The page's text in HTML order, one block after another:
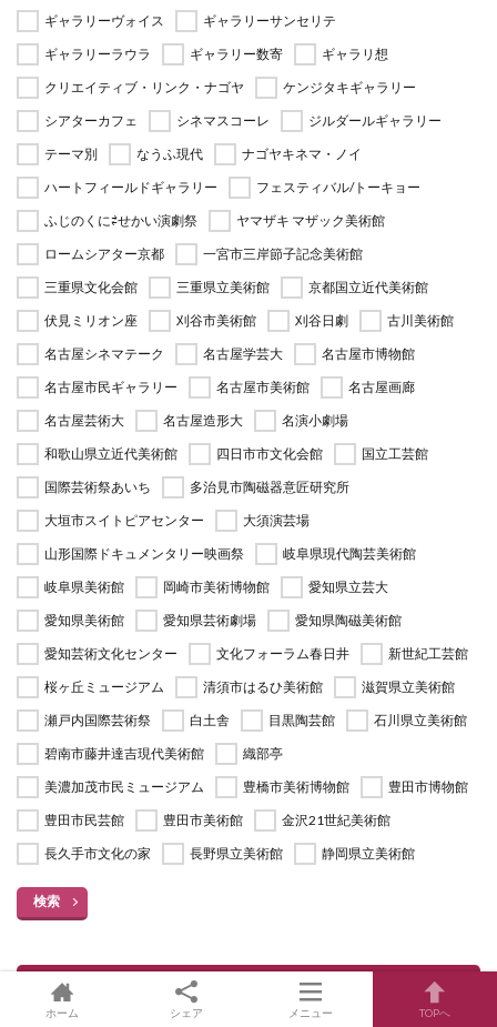
ギャラリーヴォイス
ギャラリーサンセリテ
ギャラリーラウラ
ギャラリー数寄
ギャラリ想
クリエイティブ・リンク・ナゴヤ
ケンジタキギャラリー
シアターカフェ
シネマスコーレ
ジルダールギャラリー
テーマ別
なうふ現代
ナゴヤキネマ・ノイ
ハートフィールドギャラリー
フェスティバル/トーキョー
ふじのくに⇄せかい演劇祭
ヤマザキ マザック美術館
ロームシアター京都
一宮市三岸節子記念美術館
三重県文化会館
三重県立美術館
京都国立近代美術館
伏見ミリオン座
刈谷市美術館 刈谷日劇
古川美術館
名古屋シネマテーク
名古屋学芸大
名古屋市博物館
名古屋市民ギャラリー
名古屋市美術館
名古屋画廊
名古屋芸術大
名古屋造形大
名演小劇場
和歌山県立近代美術館
四日市市文化会館
国立工芸館
国際芸術祭あいち
多治見市陶磁器意匠研究所
大垣市スイトピアセンター
大須演芸場
山形国際ドキュメンタリー映画祭
岐阜県現代陶芸美術館
岐阜県美術館
岡崎市美術博物館
愛知県立芸大
愛知県美術館
愛知県芸術劇場
愛知県陶磁美術館
愛知芸術文化センター
文化フォーラム春日井
新世紀工芸館
桜ヶ丘ミュージアム
清須市はるひ美術館
滋賀県立美術館
瀬戸内国際芸術祭
白土舎 目黒陶芸館
石川県立美術館
碧南市藤井達吉現代美術館
織部亭
美濃加茂市民ミュージアム
豊橋市美術博物館
豊田市博物館
豊田市民芸館
豊田市美術館
金沢21世紀美術館
長久手市文化の家
長野県立美術館 静岡県立美術館
検索
テーマ別展覧会一覧
ホーム シェア メニュー TOPへ